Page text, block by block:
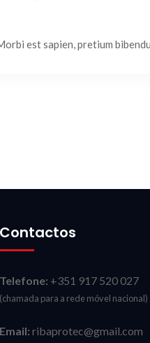
est sapien, pretium
Contactos
Telefone: +351 917 520 027
(chamada para a rede móvel nacional)
Email: ribaprotec@gmail.com